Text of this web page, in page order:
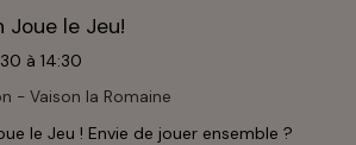
Joue le Jeu!
à 14:30
- Vaison la Romaine
le Jeu ! Envie de jouer ensemble ?